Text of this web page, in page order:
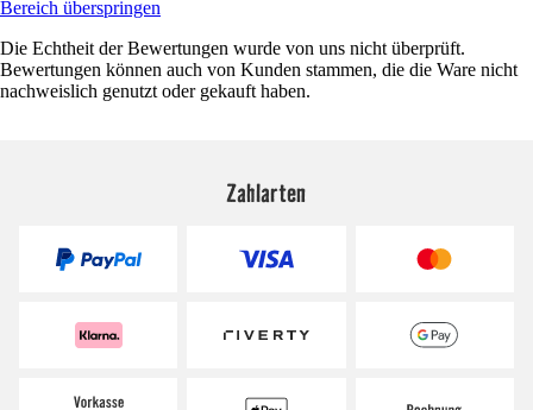
Bereich überspringen
Die Echtheit der Bewertungen wurde von uns nicht überprüft.
Bewertungen können auch von Kunden stammen, die die Ware nicht
nachweislich genutzt oder gekauft haben.
Zahlarten